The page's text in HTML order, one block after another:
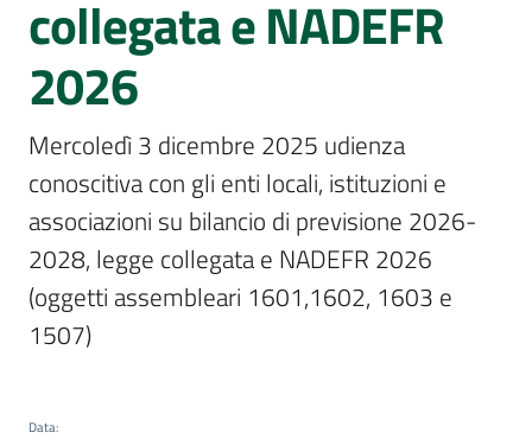
i
i
cittadini
collegata e NADEFR
2026
Mercoledì 3 dicembre 2025 udienza
conoscitiva con gli enti locali, istituzioni e
associazioni su bilancio di previsione 2026-
2028, legge collegata e NADEFR 2026
(oggetti assembleari 1601,1602, 1603 e
1507)
Data: